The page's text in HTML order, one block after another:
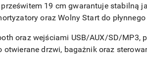
19 cm gwarantuje stabilną
oraz Wolny Start do
oraz wejściami USB/AUX/SD/MP3,
drzwi, bagażnik oraz